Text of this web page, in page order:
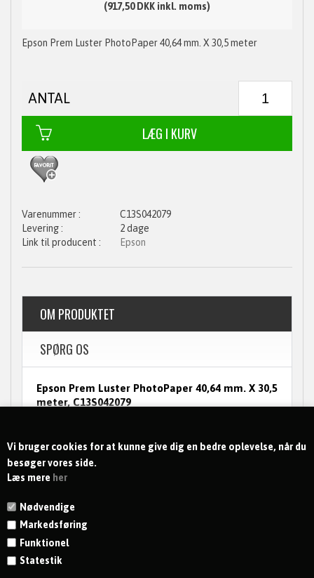
Vi bruger cookies for at kunne give dig en bedre oplevelse, når du
besøger vores side.
Læs mere her
Nødvendige
Markedsføring
Funktionel
Statestik
(917,50 DKK inkl. moms)
Epson Prem Luster PhotoPaper 40,64 mm. X 30,5 meter
ANTAL
C13S042079
2 dage
Epson
OM PRODUKTET
SPØRG OS
Epson Prem Luster PhotoPaper 40,64 mm. X 30,5
meter, C13S042079
X 30,5 meter